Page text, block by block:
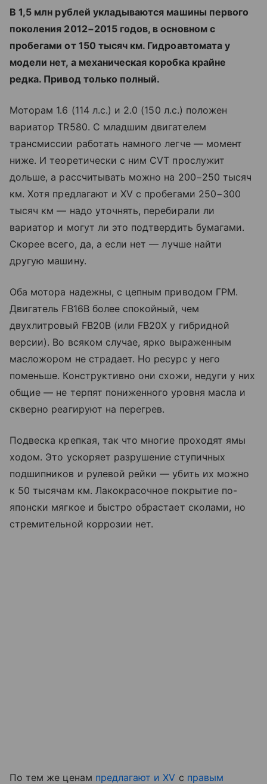
В 1,5 млн рублей укладываются машины первого
поколения 2012−2015 годов, в основном с
пробегами от 150 тысяч км. Гидроавтомата у
модели нет, а механическая коробка крайне
редка. Привод только полный.
Моторам 1.6 (114 л.с.) и 2.0 (150 л.с.) положен
вариатор TR580. С младшим двигателем
трансмиссии работать намного легче — момент
ниже. И теоретически с ним CVT прослужит
дольше, а рассчитывать можно на 200−250 тысяч
км. Хотя предлагают и XV с пробегами 250−300
тысяч км — надо уточнять, перебирали ли
вариатор и могут ли это подтвердить бумагами.
Скорее всего, да, а если нет — лучше найти
другую машину.
Оба мотора надежны, с цепным приводом ГРМ.
Двигатель FB16B более спокойный, чем
двухлитровый FB20B (или FB20Х у гибридной
версии). Во всяком случае, ярко выраженным
масложором не страдает. Но ресурс у него
поменьше. Конструктивно они схожи, недуги у них
общие — не терпят пониженного уровня масла и
скверно реагируют на перегрев.
Подвеска крепкая, так что многие проходят ямы
ходом. Это ускоряет разрушение ступичных
подшипников и рулевой рейки — убить их можно
к 50 тысячам км. Лакокрасочное покрытие по-
японски мягкое и быстро обрастает сколами, но
стремительной коррозии нет.
По тем же ценам предлагают и XV с правым